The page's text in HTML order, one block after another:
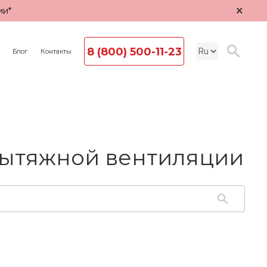
×
Блог Контакты 8 (800) 500-11-23
вентиляции